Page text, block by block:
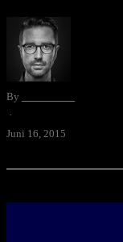
By
·
Juni 16, 2015